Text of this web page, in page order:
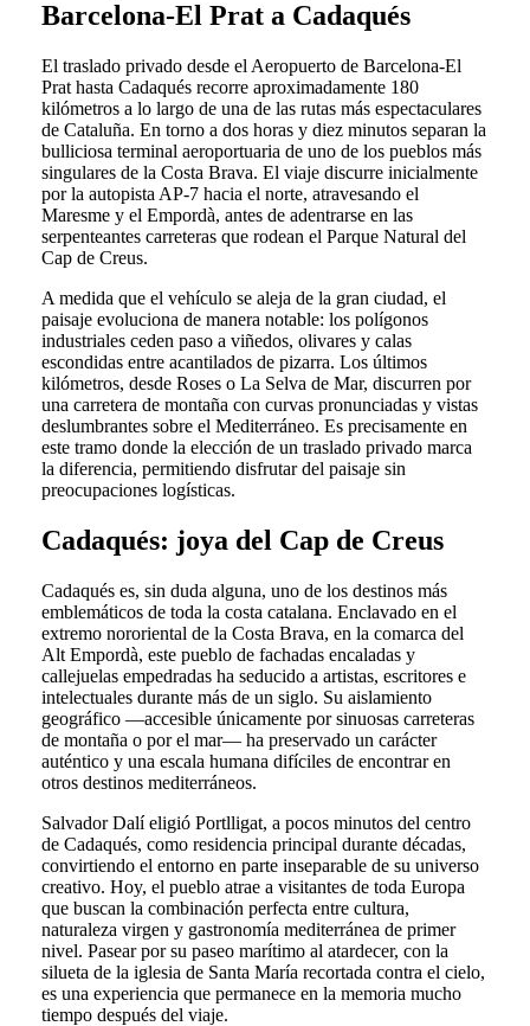
Barcelona-El Prat a Cadaqués
El traslado privado desde el Aeropuerto de Barcelona-El
Prat hasta Cadaqués recorre aproximadamente 180
kilómetros a lo largo de una de las rutas más espectaculares
de Cataluña. En torno a dos horas y diez minutos separan la
bulliciosa terminal aeroportuaria de uno de los pueblos más
singulares de la Costa Brava. El viaje discurre inicialmente
por la autopista AP-7 hacia el norte, atravesando el
Maresme y el Empordà, antes de adentrarse en las
serpenteantes carreteras que rodean el Parque Natural del
Cap de Creus.
A medida que el vehículo se aleja de la gran ciudad, el
paisaje evoluciona de manera notable: los polígonos
industriales ceden paso a viñedos, olivares y calas
escondidas entre acantilados de pizarra. Los últimos
kilómetros, desde Roses o La Selva de Mar, discurren por
una carretera de montaña con curvas pronunciadas y vistas
deslumbrantes sobre el Mediterráneo. Es precisamente en
este tramo donde la elección de un traslado privado marca
la diferencia, permitiendo disfrutar del paisaje sin
preocupaciones logísticas.
Cadaqués: joya del Cap de Creus
Cadaqués es, sin duda alguna, uno de los destinos más
emblemáticos de toda la costa catalana. Enclavado en el
extremo nororiental de la Costa Brava, en la comarca del
Alt Empordà, este pueblo de fachadas encaladas y
callejuelas empedradas ha seducido a artistas, escritores e
intelectuales durante más de un siglo. Su aislamiento
geográfico —accesible únicamente por sinuosas carreteras
de montaña o por el mar— ha preservado un carácter
auténtico y una escala humana difíciles de encontrar en
otros destinos mediterráneos.
Salvador Dalí eligió Portlligat, a pocos minutos del centro
de Cadaqués, como residencia principal durante décadas,
convirtiendo el entorno en parte inseparable de su universo
creativo. Hoy, el pueblo atrae a visitantes de toda Europa
que buscan la combinación perfecta entre cultura,
naturaleza virgen y gastronomía mediterránea de primer
nivel. Pasear por su paseo marítimo al atardecer, con la
silueta de la iglesia de Santa María recortada contra el cielo,
es una experiencia que permanece en la memoria mucho
tiempo después del viaje.